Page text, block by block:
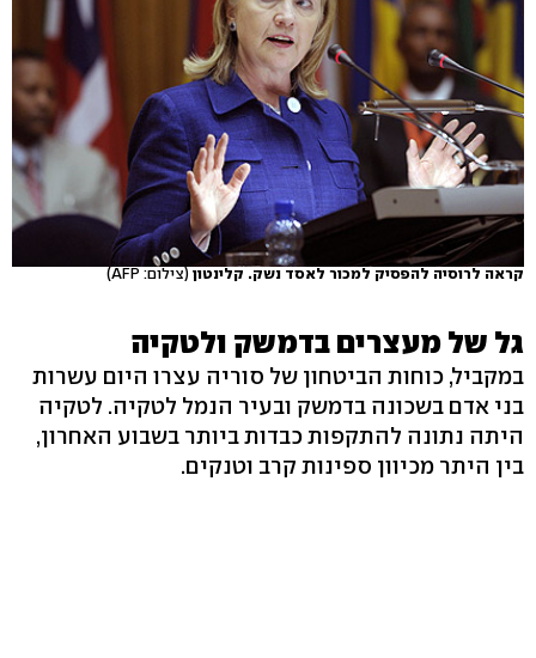
קראה לרוסיה להפסיק למכור לאסד נשק. קלינטון (צילום: AFP)
גל של מעצרים בדמשק ולטקיה
במקביל, כוחות הביטחון של סוריה עצרו היום עשרות
בני אדם בשכונה בדמשק ובעיר הנמל לטקיה. לטקיה
היתה נתונה להתקפות כבדות ביותר בשבוע האחרון,
בין היתר מכיוון ספינות קרב וטנקים.